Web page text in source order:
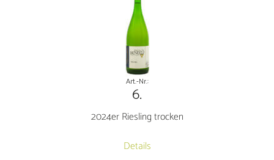
Art.-Nr.:
6.
2024er Riesling trocken
Details